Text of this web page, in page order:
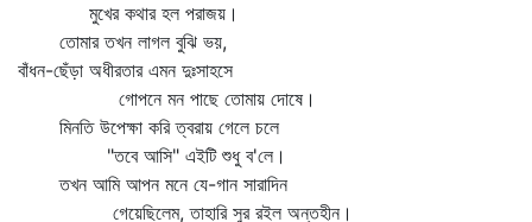
মুখের কথার হল পরাজয়।
তোমার তখন লাগল বুঝি ভয়,
বাঁধন-ছেঁড়া অধীরতার এমন দুঃসাহসে
গোপনে মন পাছে তোমায় দোষে।
মিনতি উপেক্ষা করি ত্বরায় গেলে চলে
"তবে আসি" এইটি শুধু ব'লে।
তখন আমি আপন মনে যে-গান সারাদিন
গেয়েছিলেম, তাহারি সুর রইল অন্তহীন।